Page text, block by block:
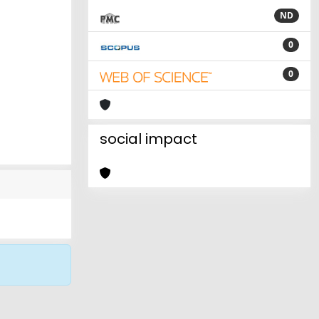
ND
0
0
social impact